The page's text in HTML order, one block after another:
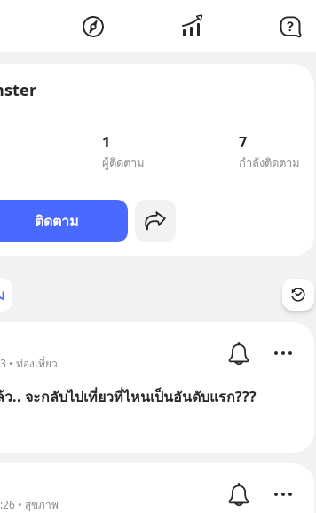
1
ผู้ติดตาม
7
กำลังติดตาม
ติดตาม
• ท่องเที่ยว
.. จะกลับไปเที่ยวที่ไหนเป็นอันดับแรก???
• สุขภาพ